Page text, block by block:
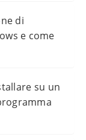
di
e come
su un